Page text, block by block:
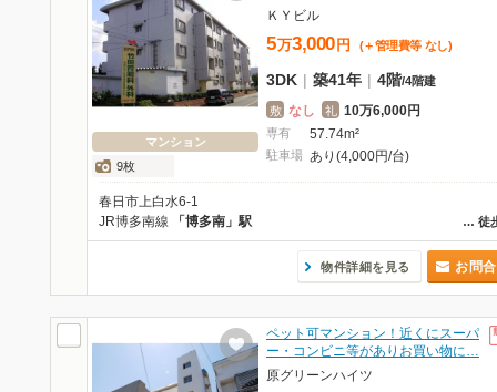
マンション
9枚
ＫＹビル
5万3,000 円 (＋管理費等 なし)
3DK | 築41年 | 4階/4階建
敷 なし 礼 10万6,000円
専有 57.74m²
駐車場 あり(4,000円/台)
春日市上白水6-1
… 徒
JR博多南線 「博多南」駅
物件詳細を見る お問
ペット可マンション！近くにスーパ
ー・コンビニ等がありお買い物に…
原グリーンハイツ